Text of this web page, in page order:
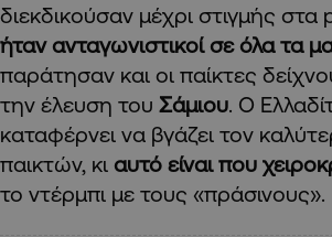
διεκδικούσαν μέχρι στιγμής
ήταν ανταγωνιστικοί σε όλα τα
παράτησαν και οι παίκτες
την έλευση του Σάμιου. Ο
καταφέρνει να βγάζει τον
παικτών, κι αυτό είναι που
το ντέρμπι με τους «πράσινους».